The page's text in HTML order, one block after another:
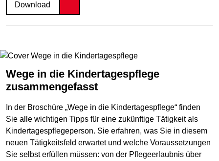
Download
Wege in die Kindertagespflege
zusammengefasst
In der Broschüre „Wege in die Kindertagespflege“ finden
Sie alle wichtigen Tipps für eine zukünftige Tätigkeit als
Kindertagespflegeperson. Sie erfahren, was Sie in diesem
neuen Tätigkeitsfeld erwartet und welche Voraussetzungen
Sie selbst erfüllen müssen: von der Pflegeerlaubnis über